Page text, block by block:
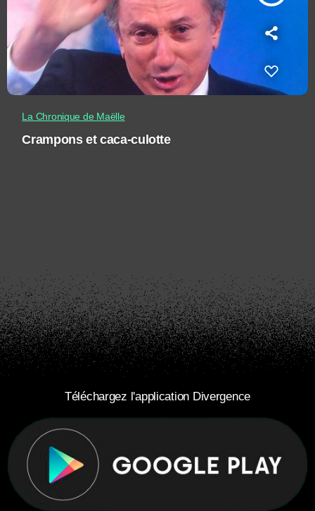
La Chronique de Maëlle
Crampons et caca-culotte
Téléchargez l'application Divergence